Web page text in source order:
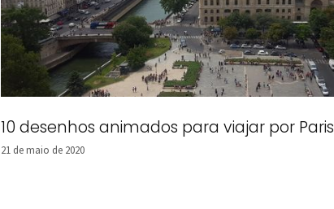
10 desenhos animados para viajar por Paris
21 de maio de 2020